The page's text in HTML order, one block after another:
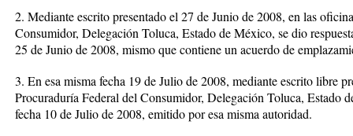
2. Mediante escrito presentado el 27 de Junio de 2008, en las
Consumidor, Delegación Toluca, Estado de México, se dio
25 de Junio de 2008, mismo que contiene un acuerdo de
3. En esa misma fecha 19 de Julio de 2008, mediante escrito libre
Procuraduría Federal del Consumidor, Delegación Toluca, Estado
fecha 10 de Julio de 2008, emitido por esa misma autoridad.